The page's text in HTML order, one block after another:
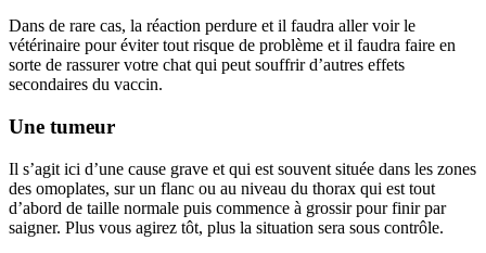
Dans de rare cas, la réaction perdure et il faudra aller voir le
vétérinaire pour éviter tout risque de problème et il faudra faire en
sorte de rassurer votre chat qui peut souffrir d’autres effets
secondaires du vaccin.
Une tumeur
Il s’agit ici d’une cause grave et qui est souvent située dans les zones
des omoplates, sur un flanc ou au niveau du thorax qui est tout
d’abord de taille normale puis commence à grossir pour finir par
saigner. Plus vous agirez tôt, plus la situation sera sous contrôle.